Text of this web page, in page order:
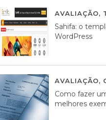
AVALIAÇÃO,
Sahifa: o
WordPress
AVALIAÇÃO,
Como fazer
melhores